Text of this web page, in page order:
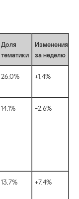
Доля
тематики
Изменения
за неделю
26,0% +1,4%
14,1% -2,6%
13,7% +7,4%